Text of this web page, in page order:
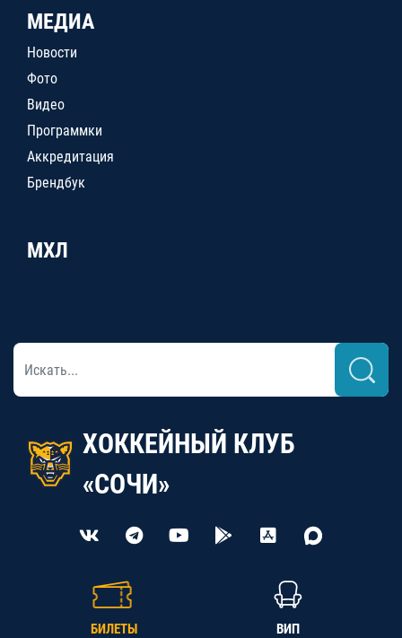
МЕДИА
Новости
Фото
Видео
Программки
Аккредитация
Брендбук
МХЛ
ХОККЕЙНЫЙ КЛУБ
«СОЧИ»
БИЛЕТЫ ВИП